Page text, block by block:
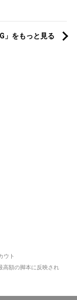
」をもっと見る
ウト
高額の脚本に反映され